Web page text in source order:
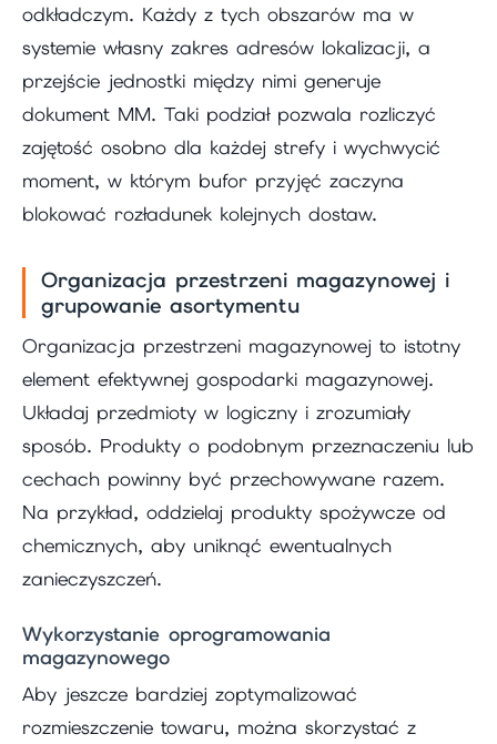
odkładczym. Każdy z tych obszarów ma w
systemie własny zakres adresów lokalizacji, a
przejście jednostki między nimi generuje
dokument MM. Taki podział pozwala rozliczyć
zajętość osobno dla każdej strefy i wychwycić
moment, w którym bufor przyjęć zaczyna
blokować rozładunek kolejnych dostaw.
Organizacja przestrzeni magazynowej i
grupowanie asortymentu
Organizacja przestrzeni magazynowej to istotny
element efektywnej gospodarki magazynowej.
Układaj przedmioty w logiczny i zrozumiały
sposób. Produkty o podobnym przeznaczeniu lub
cechach powinny być przechowywane razem.
Na przykład, oddzielaj produkty spożywcze od
chemicznych, aby uniknąć ewentualnych
zanieczyszczeń.
Wykorzystanie oprogramowania
magazynowego
Aby jeszcze bardziej zoptymalizować
rozmieszczenie towaru, można skorzystać z